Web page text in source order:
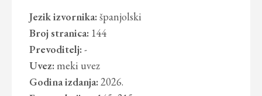
Jezik izvornika: španjolski
Broj stranica: 144
Prevoditelj: -
Uvez: meki uvez
Godina izdanja: 2026.